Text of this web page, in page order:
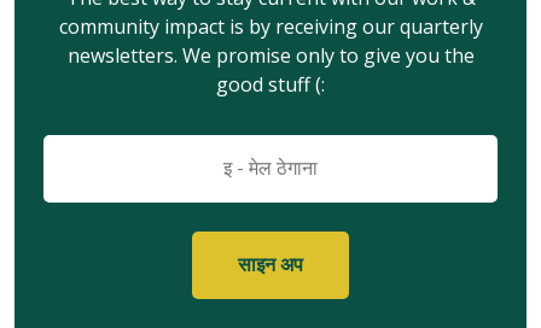
community impact is by receiving our quarterly
newsletters. We promise only to give you the
good stuff (: